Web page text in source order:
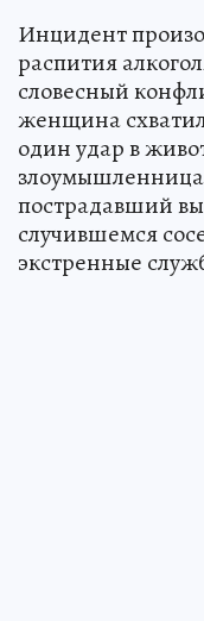
Инцидент
распития
словесный
женщина
один удар в
злоумышленница
пострадавший
случившемся
экстренные